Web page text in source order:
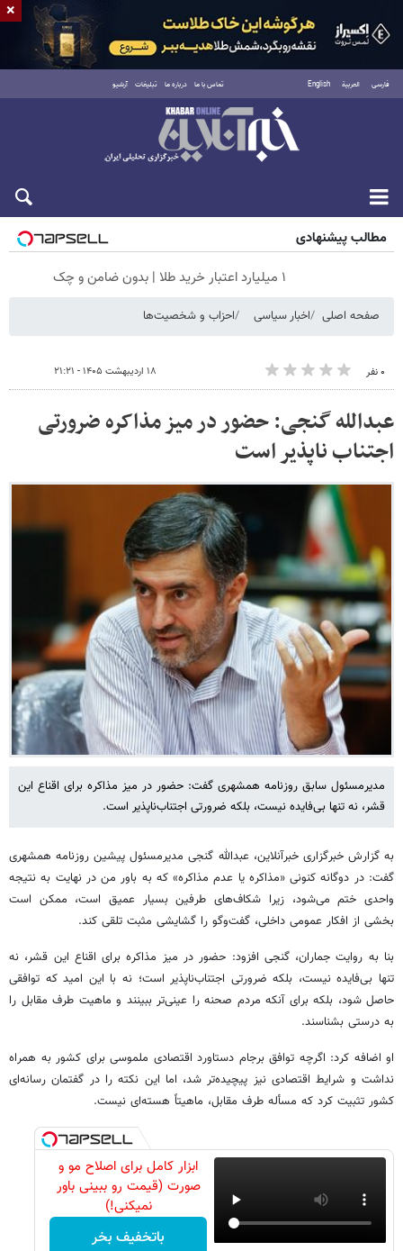
فارسی العربية English تماس با ما درباره ما تبلیغات آرشیو
جمعه ۱۶ مرداد ۱۴۰۵
مطالب پیشنهادی
۱ میلیارد اعتبار خرید طلا | بدون ضامن و چک
صفحه اصلی اخبار سیاسی احزاب و شخصیت‌ها
۰ نفر ۱۸ اردیبهشت ۱۴۰۵ - ۲۱:۲۱
عبدالله گنجی: حضور در میز مذاکره ضرورتی
اجتناب ناپذیر است
مدیرمسئول سابق روزنامه همشهری گفت: حضور در میز مذاکره برای اقناع این
قشر، نه تنها بی‌فایده نیست، بلکه ضرورتی اجتناب‌ناپذیر است.
به گزارش خبرگزاری خبرآنلاین، عبدالله گنجی مدیرمسئول پیشین روزنامه همشهری
گفت: در دوگانه کنونی «مذاکره یا عدم مذاکره» که به باور من در نهایت به نتیجه
واحدی ختم می‌شود، زیرا شکاف‌های طرفین بسیار عمیق است، ممکن است
بخشی از افکار عمومی داخلی، گفت‌وگو را گشایشی مثبت تلقی کند.
بنا به روایت جماران، گنجی افزود: حضور در میز مذاکره برای اقناع این قشر، نه
تنها بی‌فایده نیست، بلکه ضرورتی اجتناب‌ناپذیر است؛ نه با این امید که توافقی
حاصل شود، بلکه برای آنکه مردم صحنه را عینی‌تر ببینند و ماهیت طرف مقابل را
به درستی بشناسند.
او اضافه کرد: اگرچه توافق برجام دستاورد اقتصادی ملموسی برای کشور به همراه
نداشت و شرایط اقتصادی نیز پیچیده‌تر شد، اما این نکته را در گفتمان رسانه‌ای
کشور تثبیت کرد که مسأله طرف مقابل، ماهیتاً هسته‌ای نیست.
ابزار کامل برای اصلاح مو و
صورت (قیمت رو ببینی باور
نمیکنی!)
باتخفیف بخر
×